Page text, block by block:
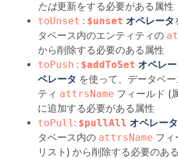
たは更新をする必要がある属性
toUnset : $unset オペレータ
タベース内のエンティティの
から削除する必要のある属性
toPush : $addToSet オペレー
ペレータ を使って、データベ
ティ attrsName フィールド (
に追加する必要がある属性
toPull: $pullAll オペレータ
タベース内の attrsName フィ
リスト) から削除する必要のあ